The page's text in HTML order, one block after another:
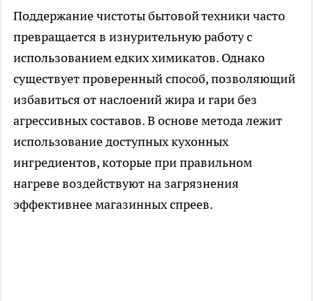
Поддержание чистоты бытовой техники часто
превращается в изнурительную работу с
использованием едких химикатов. Однако
существует проверенный способ, позволяющий
избавиться от наслоений жира и гари без
агрессивных составов. В основе метода лежит
использование доступных кухонных
ингредиентов, которые при правильном
нагреве воздействуют на загрязнения
эффективнее магазинных спреев.